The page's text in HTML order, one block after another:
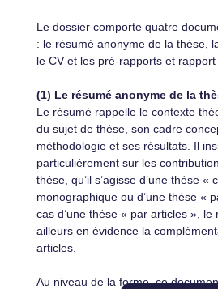
Le dossier comporte quatre
: le résumé anonyme de la thèse,
le CV et les pré-rapports et rapport
(1) Le résumé anonyme de la
Le résumé rappelle le contexte
du sujet de thèse, son cadre
méthodologie et ses résultats. Il
particulièrement sur les
thèse, qu’il s’agisse d’une thèse «
monographique ou d’une thèse «
cas d’une thèse « par articles »,
ailleurs en évidence la
articles.
Au niveau de la forme, ce